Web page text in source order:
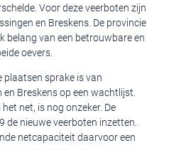
Voor deze veerboten zijn
en Breskens. De provincie
belang van een betrouwbare en
oevers.
plaatsen sprake is van
Breskens op een wachtlijst.
net, is nog onzeker. De
de nieuwe veerboten inzetten.
netcapaciteit daarvoor een